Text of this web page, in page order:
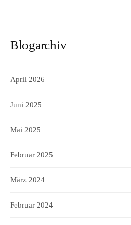
Blogarchiv
April 2026
Juni 2025
Mai 2025
Februar 2025
März 2024
Februar 2024